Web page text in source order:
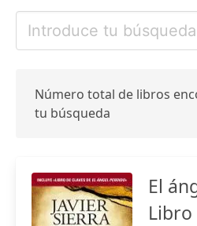
Número total de libros
tu búsqueda
El
Libro